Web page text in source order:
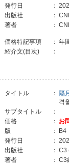
発行日
：
出版社
：
著者
：
価格特記事項 ： 年
紹介文(目次)
：
タイトル ： 隔
격
サブタイトル
：
価格
： お
版
：
B4
発行日
：
出版社
： C3
著者
： C3